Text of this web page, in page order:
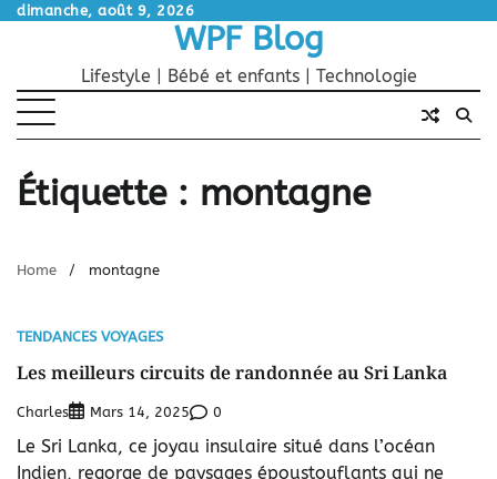
Skipdimanche, août 9, 2026
WPF Blog
Lifestyle | Bébé et enfants | Technologie
Étiquette : montagne
Home montagne
TENDANCES VOYAGES
Les meilleurs circuits de randonnée au Sri Lanka
Charles Mars 14, 2025 0
Le Sri Lanka, ce joyau insulaire situé dans l’océan
Indien, regorge de paysages époustouflants qui ne